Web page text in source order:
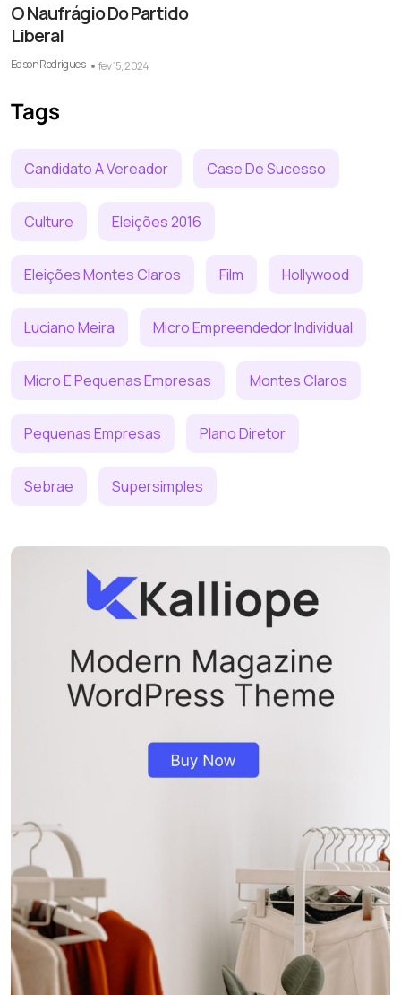
O Naufrágio Do Partido
Liberal
Edson Rodrigues fev 15, 2024
Tags
Candidato A Vereador Case De Sucesso
Culture Eleições 2016
Eleições Montes Claros Film Hollywood
Luciano Meira Micro Empreendedor Individual
Micro E Pequenas Empresas Montes Claros
Pequenas Empresas Plano Diretor
Sebrae Supersimples